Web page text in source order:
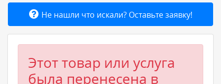
Товары и услуги
Добавить товар или услугу
Не нашли что искали? Оставьте заявку!
Этот товар или услуга
была перенесена в